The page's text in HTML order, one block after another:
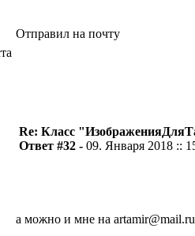
Отправил на почту
Re: Класс
Ответ #32 - 09. Января 2018 ::
а можно и мне на